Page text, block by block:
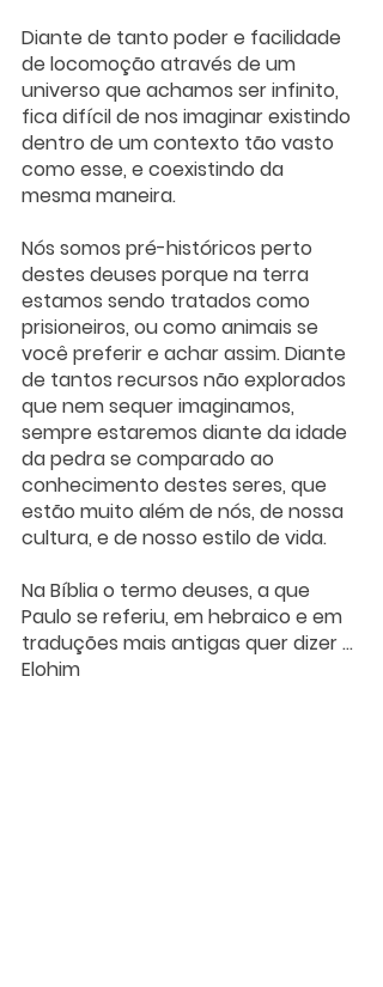
Diante de tanto poder e facilidade
de locomoção através de um
universo que achamos ser infinito,
fica difícil de nos imaginar existindo
dentro de um contexto tão vasto
como esse, e coexistindo da
mesma maneira.
Nós somos pré-históricos perto
destes deuses porque na terra
estamos sendo tratados como
prisioneiros, ou como animais se
você preferir e achar assim. Diante
de tantos recursos não explorados
que nem sequer imaginamos,
sempre estaremos diante da idade
da pedra se comparado ao
conhecimento destes seres, que
estão muito além de nós, de nossa
cultura, e de nosso estilo de vida.
Na Bíblia o termo deuses, a que
Paulo se referiu, em hebraico e em
traduções mais antigas quer dizer ...
Elohim